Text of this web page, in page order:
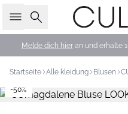
Suche
Melde dich hieran und erhalte
Startseite Alle kleidung Blusen
-50%